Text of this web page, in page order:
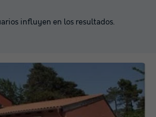
influyen en los resultados.